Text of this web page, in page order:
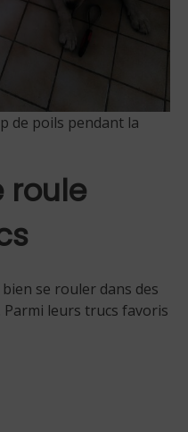
de poils pendant la
roule
se rouler dans des
Parmi leurs trucs favoris